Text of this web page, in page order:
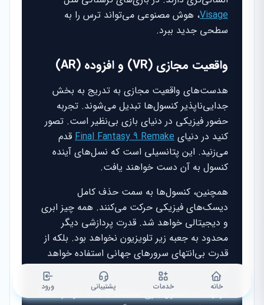
Visage، هوش مصنوعی می‌تواند ترس را به
سطحی جدید ببرد.
واقعیت مجازی (VR) و افزوده (AR)
هدست‌های واقعیت مجازی به تدریج به بخش
جدایی‌ناپذیر کنسول‌ها تبدیل می‌شوند. تجربه
حضور فیزیکی در دنیای بازی بی‌نظیر است. تصور
کنید در دنیای Final Fantasy 9 Remake قدم
می‌زنید. این پتانسیلی است که نسل‌های آینده
کنسول به آن دست خواهند یافت.
همچنین، کنسول‌ها به سمت حذف کامل
دیسک‌های فیزیکی حرکت می‌کنند. همه چیز ابری
و دیجیتالی خواهد شد. قدرت پردازشی دیگر
محدود به جعبه زیر تلویزیون نخواهد بود. بلکه از
قدرت بی‌انتهای سرورهای جهانی استفاده خواهد
کرد.
در نهایت، کنسول بازی همیشه جایگاه خود را حفظ
خانه خدمات پشتیبانی ورود